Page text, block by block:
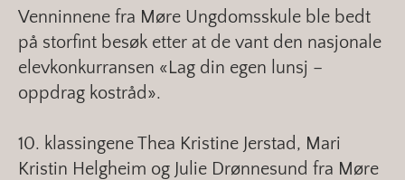
Venninnene fra Møre Ungdomsskule ble bedt
på storfint besøk etter at de vant den nasjonale
elevkonkurransen «Lag din egen lunsj –
oppdrag kostråd».
10. klassingene Thea Kristine Jerstad, Mari
Kristin Helgheim og Julie Drønnesund fra Møre